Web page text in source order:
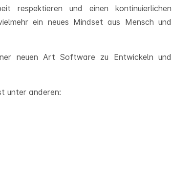
respektieren und einen kontinuierlichen
ein neues Mindset aus Mensch und
neuen Art Software zu Entwickeln und
unter anderen: